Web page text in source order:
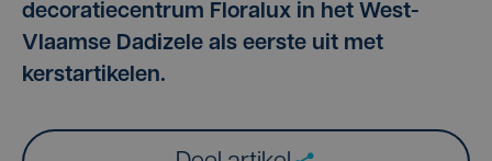
decoratiecentrum Floralux in het West-
Vlaamse Dadizele als eerste uit met
kerstartikelen.